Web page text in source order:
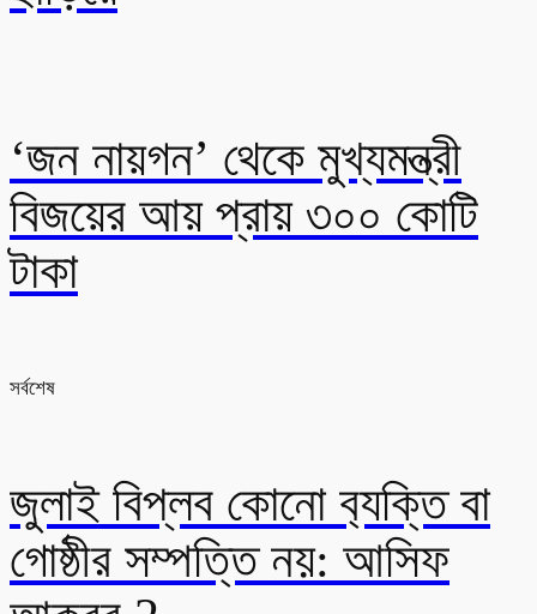
‘জন নায়গন’ থেকে মুখ্যমন্ত্রী
বিজয়ের আয় প্রায় ৩০০ কোটি
টাকা
সর্বশেষ
জুলাই বিপ্লব কোনো ব‍্যক্তি বা
গোষ্ঠীর সম্পত্তি নয়: আসিফ